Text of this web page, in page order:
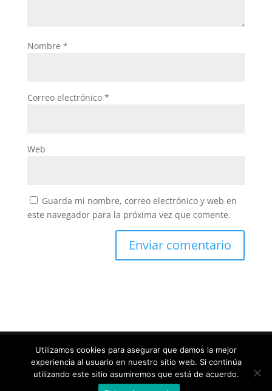
Nombre *
Correo electrónico *
Web
Guarda mi nombre, correo electrónico y web en
este navegador para la próxima vez que comente.
Diseñado porElegant Themes | Desarrollado por
WordPress
Utilizamos cookies para asegurar que damos la mejor
experiencia al usuario en nuestro sitio web. Si continúa
utilizando este sitio asumiremos que está de acuerdo.